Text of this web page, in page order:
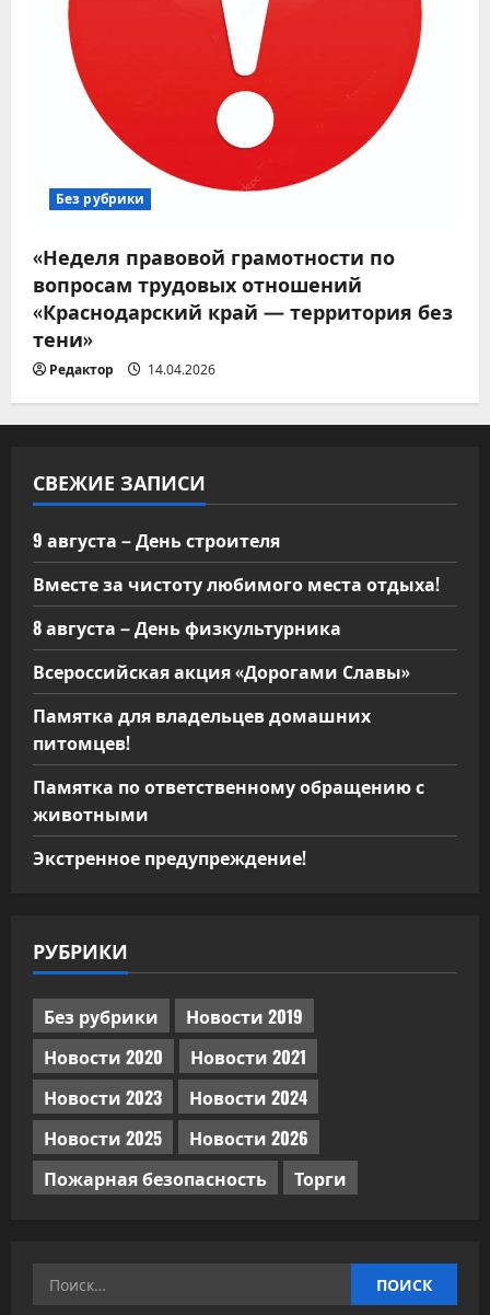
Без рубрики
«Неделя правовой грамотности по
вопросам трудовых отношений
«Краснодарский край — территория без
тени»
Редактор 14.04.2026
СВЕЖИЕ ЗАПИСИ
9 августа – День строителя
Вместе за чистоту любимого места отдыха!
8 августа – День физкультурника
Всероссийская акция «Дорогами Славы»
Памятка для владельцев домашних
питомцев!
Памятка по ответственному обращению с
животными
Экстренное предупреждение!
РУБРИКИ
Без рубрики
Новости 2019
Новости 2020
Новости 2021
Новости 2023
Новости 2024
Новости 2025
Новости 2026
Пожарная безопасность
Торги
Найти: